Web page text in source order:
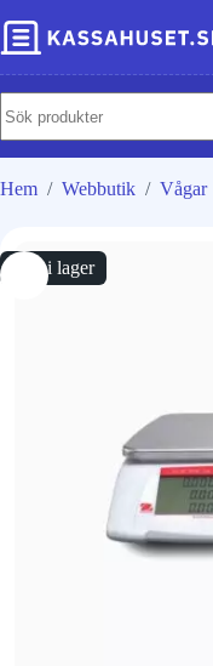
Hem / Webbutik / Vågar
Slut i lager